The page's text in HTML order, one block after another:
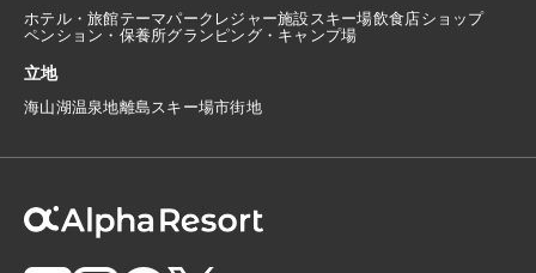
ホテル・旅館テーマパーク レジャー施設スキー場飲食店ショップ
ペンション・保養所グランピング・キャンプ場
立地
海山湖温泉地離島スキー場市街地